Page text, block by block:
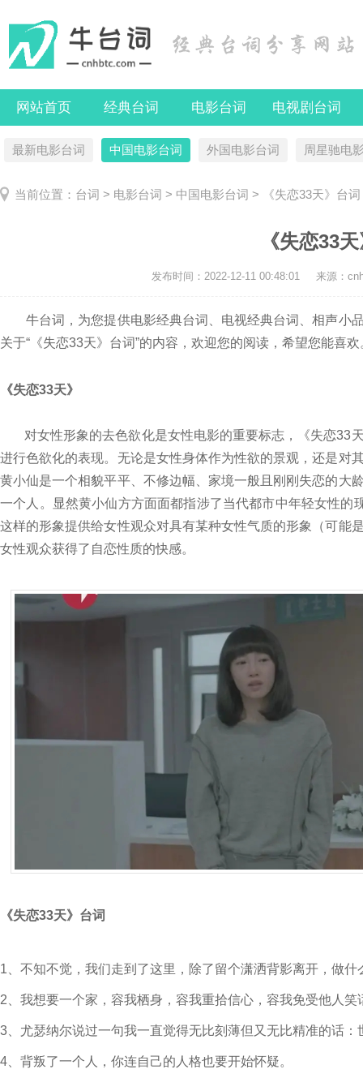
网站首页 经典台词 电影台词 电视剧台词
最新电影台词 中国电影台词 外国电影台词 周星驰电
当前位置： 台词 > 电影台词 > 中国电影台词 > 《失恋33天》台词
《失恋33
发布时间： 2022-12-11 00:48:01 来源：
牛台词，为您提供电影经典台词、电视经典台词、相声小
关于“《失恋33天》台词”的内容，欢迎您的阅读，希望您能喜欢
《失恋33天》
对女性形象的去色欲化是女性电影的重要标志，《失恋33
进行色欲化的表现。无论是女性身体作为性欲的景观，还是对
黄小仙是一个相貌平平、不修边幅、家境一般且刚刚失恋的大
一个人。显然黄小仙方方面面都指涉了当代都市中年轻女性的
这样的形象提供给女性观众对具有某种女性气质的形象（可
女性观众获得了自恋性质的快感。
《失恋33天》台词
1、不知不觉，我们走到了这里，除了留个潇洒背影离开，做
2、我想要一个家，容我栖身，容我重拾信心，容我免受他人
3、尤瑟纳尔说过一句我一直觉得无比刻薄但又无比精准的话
4、背叛了一个人，你连自己的人格也要开始怀疑。